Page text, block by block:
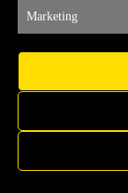
Marketing